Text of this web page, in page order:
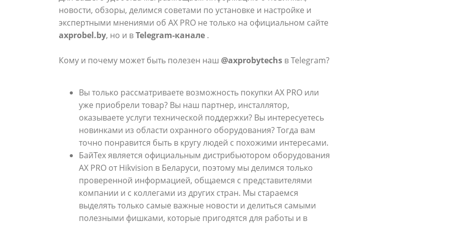
новости, обзоры, делимся советами по установке и настройке и
экспертными мнениями об AX PRO не только на официальном сайте
axprobel.by, но и вTelegram-канале .
Кому и почему может быть полезен наш @axprobytechs в Telegram?
Вы только рассматриваете возможность покупки AX PRO или
уже приобрели товар? Вы наш партнер, инсталлятор,
оказываете услуги технической поддержки? Вы интересуетесь
новинками из области охранного оборудования? Тогда вам
точно понравится быть в кругу людей с похожими интересами.
БайТех является официальным дистрибьютором оборудования
AX PRO от Hikvision в Беларуси, поэтому мы делимся только
проверенной информацией, общаемся с представителями
компании и с коллегами из других стран. Мы стараемся
выделять только самые важные новости и делиться самыми
полезными фишками, которые пригодятся для работы и в